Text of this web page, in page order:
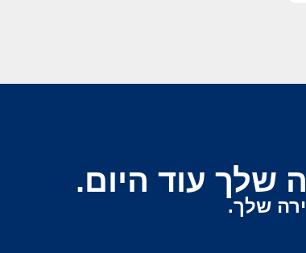
עוד היום.
שלך.